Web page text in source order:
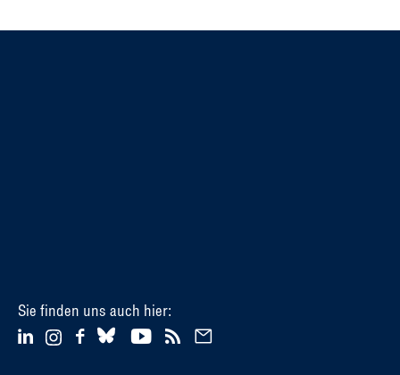
Sie finden uns auch hier: